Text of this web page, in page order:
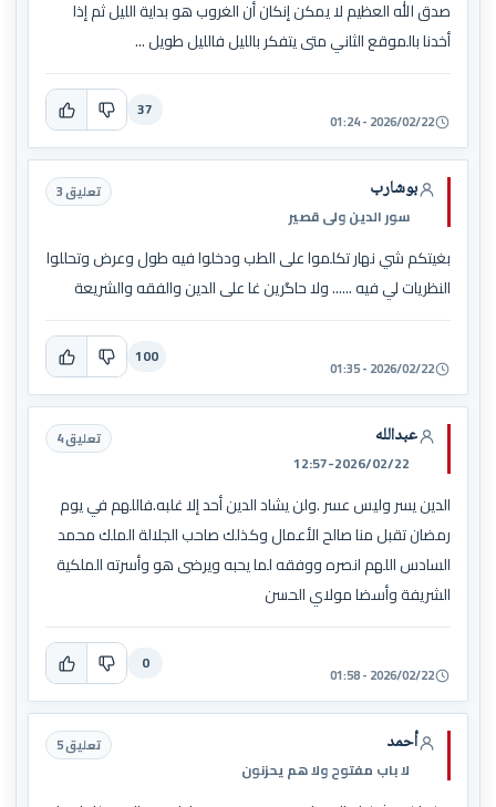
صدق الله العظيم لا يمكن إنكان أن الغروب هو بداية الليل ثم إذا
أخدنا بالموقع الثاني متى يتفكر بالليل فالليل طويل ...
2026/02/22 - 01:24
37
بوشارب
سور الدين ولى قصير
تعليق 3
بغيتكم شي نهار تكلموا على الطب ودخلوا فيه طول وعرض وتحللوا
النظريات لي فيه ...... ولا حاگرين غا على الدين والفقه والشريعة
2026/02/22 - 01:35
100
عبدالله
12:57-2026/02/22
تعليق 4
الدين يسر وليس عسر .ولن يشاد الدين أحد إلا غلبه.فاللهم في يوم
رمضان تقبل منا صالح الأعمال وكذلك صاحب الجلالة الملك محمد
السادس اللهم انصره ووفقه لما يحبه ويرضى هو وأسرته الملكية
الشريفة وأسضا مولاي الحسن
2026/02/22 - 01:58
0
أحمد
لا باب مفتوح ولا هم يحزنون
تعليق 5